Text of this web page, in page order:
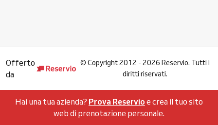
Offerto
da
© Copyright 2012 - 2026 Reservio. Tutti i
diritti riservati.
Hai una tua azienda? Prova Reservio e crea il tuo sito
web di prenotazione personale.